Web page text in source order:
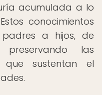
acumulada a lo
conocimientos
a hijos, de
las
sustentan el